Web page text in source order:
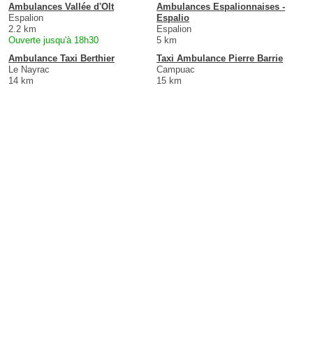
Ambulances Vallée d'Olt
Espalion
2.2 km
Ouverte jusqu'à 18h30
Ambulances Espalionnaises -
Espalio
Espalion
5 km
Ambulance Taxi Berthier
Le Nayrac
14 km
Taxi Ambulance Pierre Barrie
Campuac
15 km